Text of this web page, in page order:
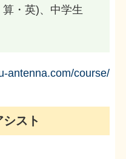
・英)、中学生
antenna.com/course/
スト